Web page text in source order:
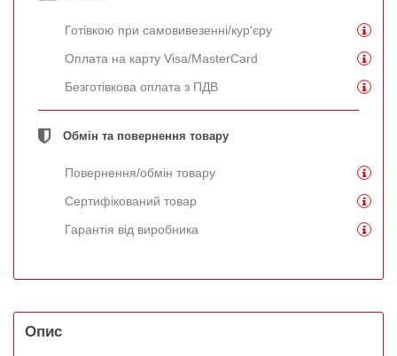
Готівкою при самовивезенні/кур'єру
Оплата на карту Visa/MasterCard
Безготівкова оплата з ПДВ
Обмін та повернення товару
Повернення/обмін товару
Сертифікований товар
Гарантія від виробника
Опис